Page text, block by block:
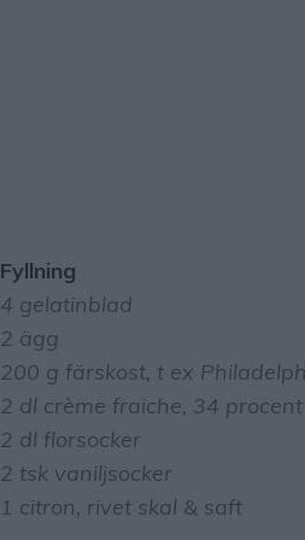
Fyllning
4 gelatinblad
2 ägg
200 g färskost, t ex
2 dl crème fraiche, 34 procent
2 dl florsocker
2 tsk vaniljsocker
1 citron, rivet skal & saft